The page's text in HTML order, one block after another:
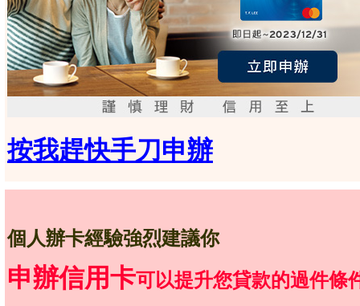
按我趕快手刀申辦
個人辦卡經驗強烈建議你
申辦信用卡可以提升您貸款的過件條